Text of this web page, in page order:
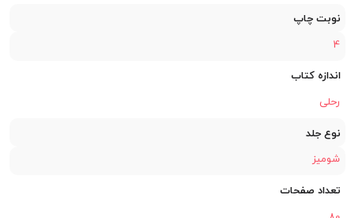
نوبت چاپ
4
اندازه کتاب
رحلی
نوع جلد
شومیز
تعداد صفحات